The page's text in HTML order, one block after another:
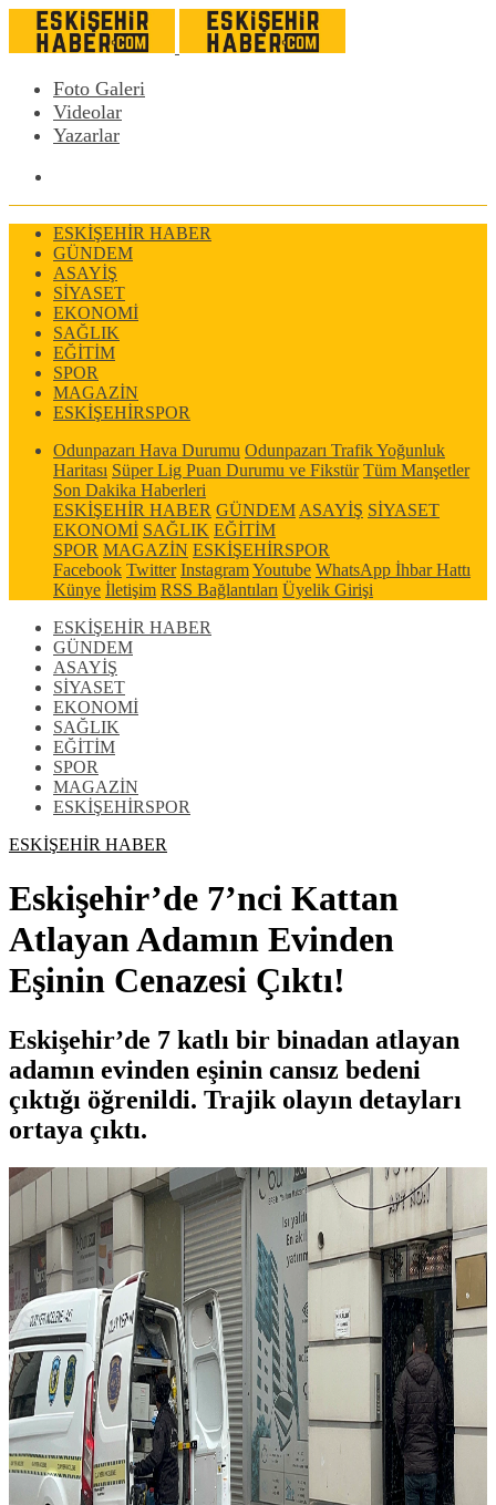
Foto Galeri
Videolar
Yazarlar
ESKİŞEHİR HABER
GÜNDEM
ASAYİŞ
SİYASET
EKONOMİ
SAĞLIK
EĞİTİM
SPOR
MAGAZİN
ESKİŞEHİRSPOR
Odunpazarı Hava Durumu Odunpazarı Trafik Yoğunluk
Haritası Süper Lig Puan Durumu ve Fikstür Tüm Manşetler
Son Dakika Haberleri
ESKİŞEHİR HABER GÜNDEM ASAYİŞ SİYASET
EKONOMİ SAĞLIK EĞİTİM
SPOR MAGAZİN ESKİŞEHİRSPOR
Facebook Twitter InstagramYoutube WhatsApp İhbar Hattı
Künye İletişim RSS Bağlantıları Üyelik Girişi
ESKİŞEHİR HABER
GÜNDEM
ASAYİŞ
SİYASET
EKONOMİ
SAĞLIK
EĞİTİM
SPOR
MAGAZİN
ESKİŞEHİRSPOR
ESKİŞEHİR HABER
Eskişehir’de 7’nci Kattan
Atlayan Adamın Evinden
Eşinin Cenazesi Çıktı!
Eskişehir’de 7 katlı bir binadan atlayan
adamın evinden eşinin cansız bedeni
çıktığı öğrenildi. Trajik olayın detayları
ortaya çıktı.